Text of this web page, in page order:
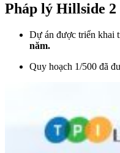
Pháp lý Hillside 2
Dự án được triển khai
năm.
Quy hoạch 1/500 đã